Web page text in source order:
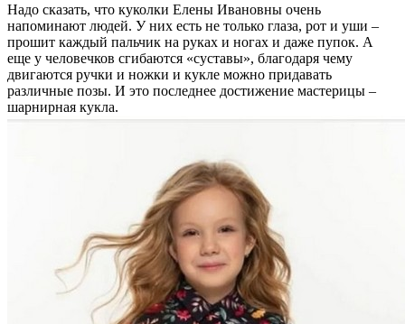
Надо сказать, что куколки Елены Ивановны очень
напоминают людей. У них есть не только глаза, рот и уши –
прошит каждый пальчик на руках и ногах и даже пупок. А
еще у человечков сгибаются «суставы», благодаря чему
двигаются ручки и ножки и кукле можно придавать
различные позы. И это последнее достижение мастерицы –
шарнирная кукла.